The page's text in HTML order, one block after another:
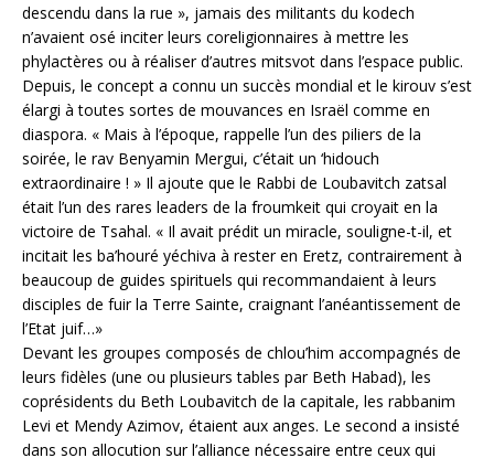
descendu dans la rue », jamais des militants du kodech
n’avaient osé inciter leurs coreligionnaires à mettre les
phylactères ou à réaliser d’autres mitsvot dans l’espace public.
Depuis, le concept a connu un succès mondial et le kirouv s’est
élargi à toutes sortes de mouvances en Israël comme en
diaspora. « Mais à l’époque, rappelle l’un des piliers de la
soirée, le rav Benyamin Mergui, c’était un ‘hidouch
extraordinaire ! » Il ajoute que le Rabbi de Loubavitch zatsal
était l’un des rares leaders de la froumkeit qui croyait en la
victoire de Tsahal. « Il avait prédit un miracle, souligne-t-il, et
incitait les ba’houré yéchiva à rester en Eretz, contrairement à
beaucoup de guides spirituels qui recommandaient à leurs
disciples de fuir la Terre Sainte, craignant l’anéantissement de
l’Etat juif…»
Devant les groupes composés de chlou’him accompagnés de
leurs fidèles (une ou plusieurs tables par Beth Habad), les
coprésidents du Beth Loubavitch de la capitale, les rabbanim
Levi et Mendy Azimov, étaient aux anges. Le second a insisté
dans son allocution sur l’alliance nécessaire entre ceux qui